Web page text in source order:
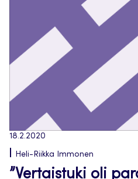
18.2.2020
Heli-Riikka Immonen
”Vertaistuki oli